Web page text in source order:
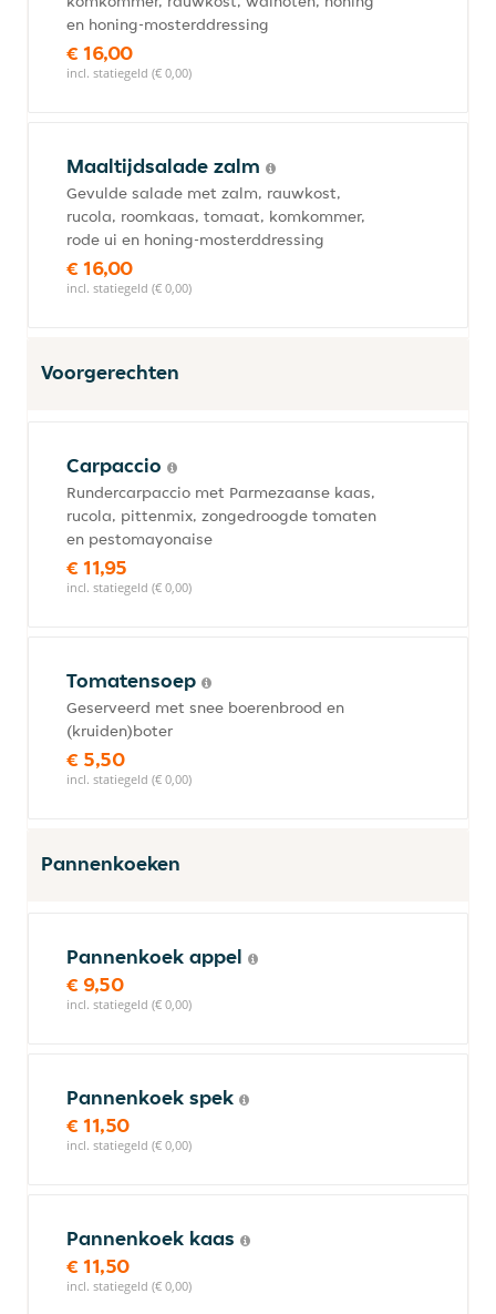
en honing-mosterddressing
€ 16,00
incl. statiegeld (€ 0,00)
Maaltijdsalade zalm
Gevulde salade met zalm, rauwkost,
rucola, roomkaas, tomaat, komkommer,
rode ui en honing-mosterddressing
€ 16,00
incl. statiegeld (€ 0,00)
Voorgerechten
Carpaccio
Rundercarpaccio met Parmezaanse kaas,
rucola, pittenmix, zongedroogde tomaten
en pestomayonaise
€ 11,95
incl. statiegeld (€ 0,00)
Tomatensoep
Geserveerd met snee boerenbrood en
(kruiden)boter
€ 5,50
incl. statiegeld (€ 0,00)
Pannenkoeken
Pannenkoek appel
€ 9,50
incl. statiegeld (€ 0,00)
Pannenkoek spek
€ 11,50
incl. statiegeld (€ 0,00)
Pannenkoek kaas
€ 11,50
incl. statiegeld (€ 0,00)